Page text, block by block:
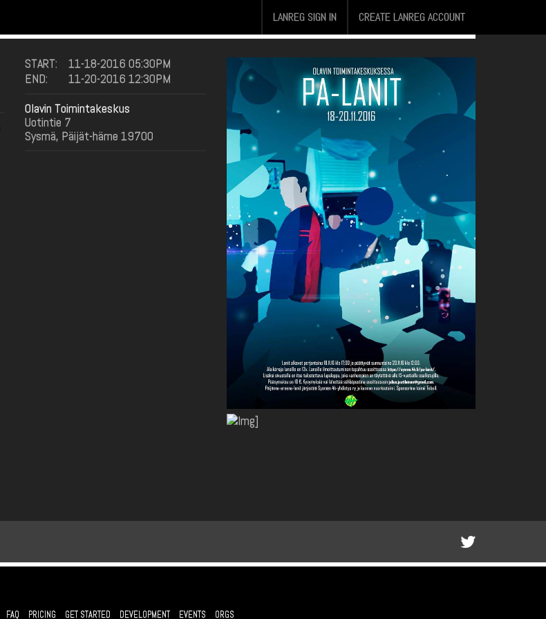
LANREG SIGN IN CREATE LANREG ACCOUNT
START:
11-18-2016 05:30PM
END:
11-20-2016 12:30PM
Olavin Toimintakeskus
Uotintie 7
Sysmä, Päijät-häme 19700
FAQ PRICING GET STARTED DEVELOPMENT EVENTS ORGS